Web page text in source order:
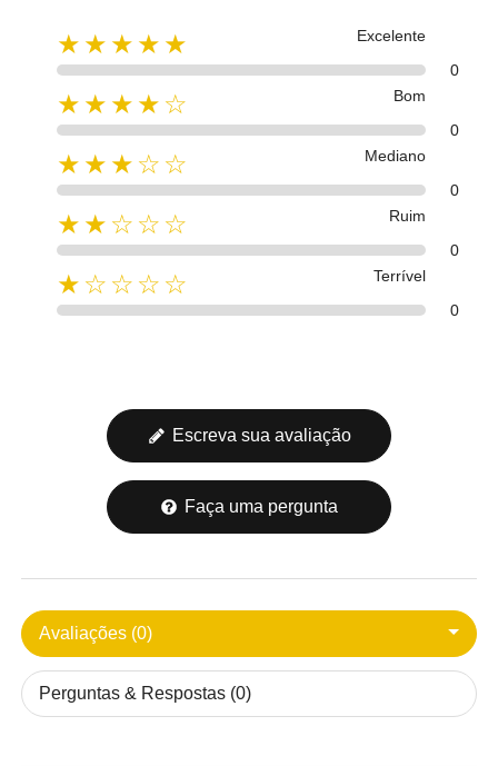
★★★★★
Excelente
0
★★★★☆
Bom
0
★★★☆☆
Mediano
0
★★☆☆☆
Ruim
0
★☆☆☆☆
Terrível
0
Escreva sua avaliação
Faça uma pergunta
Avaliações (0)
Perguntas & Respostas (0)